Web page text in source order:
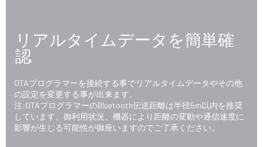
リアルタイムデータを簡単確
認
OTAプログラマーを接続する事でリアルタイムデータやその他
の設定を変更する事が出来ます。
注:OTAプログラマーのBluetooth伝送距離は半径5m以内を推奨
しています。御利用状況、機器により距離の変動や通信速度に
影響が生じる可能性が御座いますのでご了承ください。